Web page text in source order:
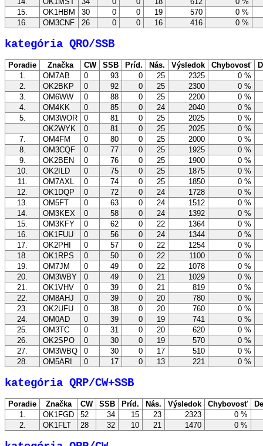
15.
OK1HBM 30 0 0 19 570
0 %
16.
OM3CNF 26 0 0 16 416 0 %
kategória QRO/SSB
Poradie Značka CW SSB Príd. Nás. Výsledok Chybovosť
1.
OM7AB 0 93 0 25 2325
0 %
2.
OK2BKP 0 92 0 25 2300
0 %
3.
OM6WW 0 88 0 25 2200
0 %
4.
OM4KK 0 85 0 24 2040
0 %
5.
OM3WOR 0 81 0 25 2025
0 %
OK2WYK
0 81 0 25 2025
0 %
7.
OM4FM 0 80 0 25 2000
0 %
8.
OM3CQF 0 77 0 25 1925
0 %
9.
OK2BEN 0 76 0 25 1900
0 %
10.
OK2ILD 0 75 0 25 1875
0 %
11.
OM7AXL 0 74 0 25 1850
0 %
12.
OK1DQP 0 72 0 24 1728
0 %
13.
OM5FT 0 63 0 24 1512
0 %
14.
OM3KEX 0 58 0 24 1392
0 %
15.
OM3KFY 0 62 0 22 1364
0 %
16.
OK1FUU 0 56 0 24 1344
0 %
17.
OK2PHI 0 57 0 22 1254
0 %
18.
OK1RPS 0 50 0 22 1100
0 %
19.
OM7JM 0 49 0 22 1078
0 %
20.
OM3WBY 0 49 0 21 1029
0 %
21.
OK1VHV 0 39 0 21 819
0 %
22.
OM8AHJ 0 39 0 20 780
0 %
23.
OK2UFU 0 38 0 20 760
0 %
24.
OM0AD 0 39 0 19 741
0 %
25.
OM3TC 0 31 0 20 620
0 %
26.
OK2SPO 0 30 0 19 570
0 %
27.
OM3WBQ 0 30 0 17 510
0 %
28.
OM5ARI 0 17 0 13 221 0 %
kategória QRP/CW+SSB
Poradie Značka CW SSB Príd. Nás. Výsledok Chybovosť
1.
OK1FGD 52 34 15 23 2323
0 %
2.
OK1FLT 28 32 10 21 1470 0 %